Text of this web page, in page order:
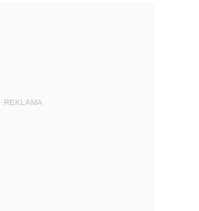
REKLAMA